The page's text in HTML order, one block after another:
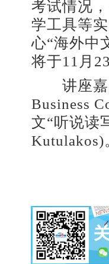
考试情况
学工具等
心“海外中
将于11月
讲座嘉宾
Business
文“听说读
Kutulakos)